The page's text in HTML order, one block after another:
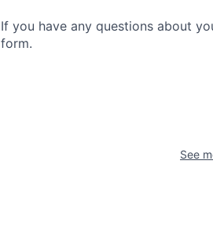
If you have any questions about
form.
See